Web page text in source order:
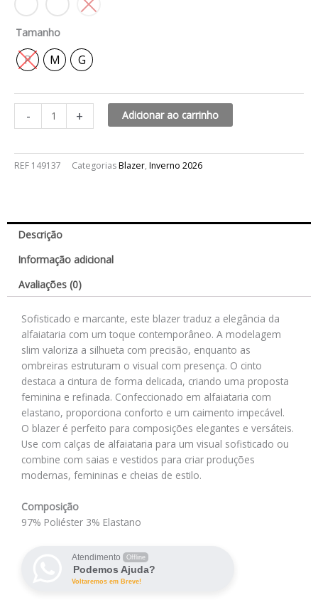
Tamanho
P M G
- + Adicionar ao carrinho
REF 149137 CategoriasBlazer, Inverno 2026
Descrição
Informação adicional
Avaliações (0)
Sofisticado e marcante, este blazer traduz a elegância da
alfaiataria com um toque contemporâneo. A modelagem
slim valoriza a silhueta com precisão, enquanto as
ombreiras estruturam o visual com presença. O cinto
destaca a cintura de forma delicada, criando uma proposta
feminina e refinada. Confeccionado em alfaiataria com
elastano, proporciona conforto e um caimento impecável.
O blazer é perfeito para composições elegantes e versáteis.
Use com calças de alfaiataria para um visual sofisticado ou
combine com saias e vestidos para criar produções
modernas, femininas e cheias de estilo.
Composição
97% Poliéster 3% Elastano
Atendimento Offline
Podemos Ajuda?
Voltaremos em Breve!